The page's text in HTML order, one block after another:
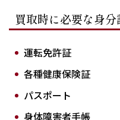
買取時に必要な身分
運転免許証
各種健康保険証
パスポート
身体障害者手帳